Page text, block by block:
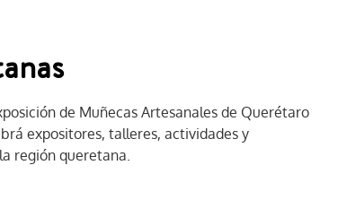
de Muñecas Artesanales de Querétaro
expositores, talleres, actividades y
región queretana.